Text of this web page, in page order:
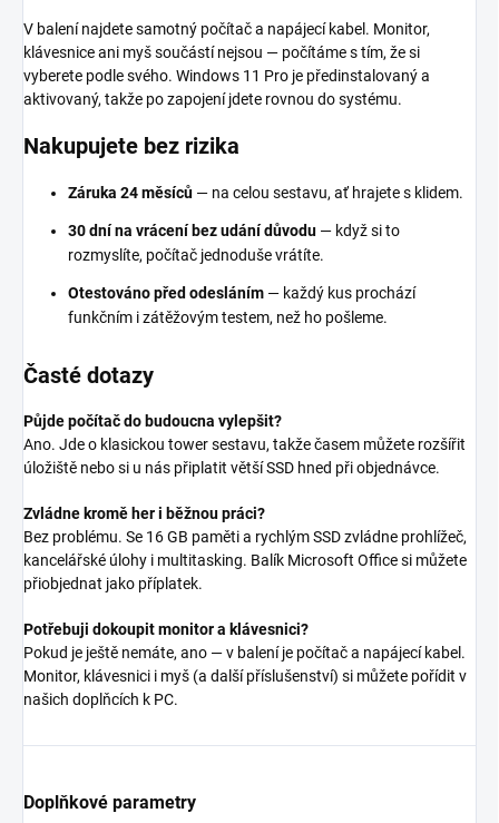
V balení najdete samotný počítač a napájecí kabel. Monitor,
klávesnice ani myš součástí nejsou — počítáme s tím, že si
vyberete podle svého. Windows 11 Pro je předinstalovaný a
aktivovaný, takže po zapojení jdete rovnou do systému.
Nakupujete bez rizika
Záruka 24 měsíců — na celou sestavu, ať hrajete s klidem.
30 dní na vrácení bez udání důvodu — když si to
rozmyslíte, počítač jednoduše vrátíte.
Otestováno před odesláním — každý kus prochází
funkčním i zátěžovým testem, než ho pošleme.
Časté dotazy
Půjde počítač do budoucna vylepšit?
Ano. Jde o klasickou tower sestavu, takže časem můžete rozšířit
úložiště nebo si u nás připlatit větší SSD hned při objednávce.
Zvládne kromě her i běžnou práci?
Bez problému. Se 16 GB paměti a rychlým SSD zvládne prohlížeč,
kancelářské úlohy i multitasking. Balík Microsoft Office si můžete
přiobjednat jako příplatek.
Potřebuji dokoupit monitor a klávesnici?
Pokud je ještě nemáte, ano — v balení je počítač a napájecí kabel.
Monitor, klávesnici i myš (a další příslušenství) si můžete pořídit v
našich doplňcích k PC.
Doplňkové parametry